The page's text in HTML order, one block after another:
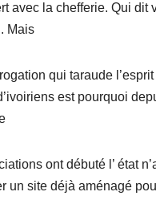
avec la chefferie. Qui dit
Mais
qui taraude
est pourquoi
ont débuté l’ état
un site déjà aménagé